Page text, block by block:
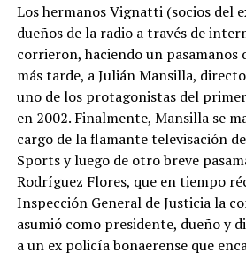
Los hermanos Vignatti (socios del
dueños de la radio a través de
corrieron, haciendo un pasamanos
más tarde, a Julián Mansilla,
uno de los protagonistas del
en 2002. Finalmente, Mansilla se
cargo de la flamante televisación
Sports y luego de otro breve
Rodríguez Flores, que en tiempo
Inspección General de Justicia la
asumió como presidente, dueño y
a un ex policía bonaerense que